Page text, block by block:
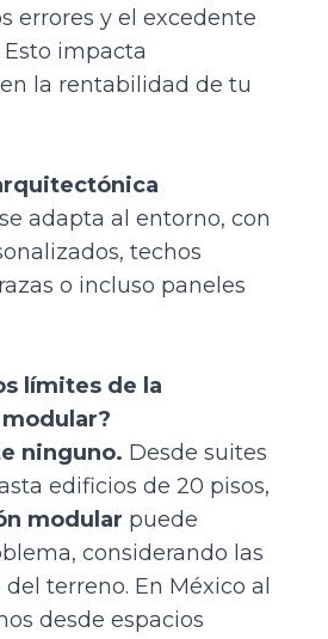
errores y el excedente
impacta
la rentabilidad de tu
adapta al entorno, con
techos
o incluso paneles
límites de la
ninguno. Desde suites
edificios de 20 pisos,
modular puede
considerando las
terreno. En México al
desde espacios